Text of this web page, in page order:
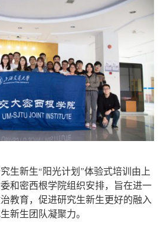
生新生“阳光计划”体验式培训由上
和密西根学院组织安排，旨在进一
教育，促进研究生新生更好的融入
新生团队凝聚力。